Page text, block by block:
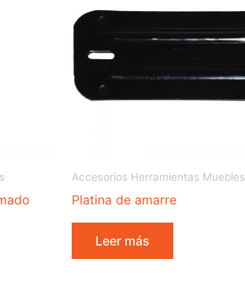
Accesorios Herramientas Muebles
Platina de amarre
Leer más